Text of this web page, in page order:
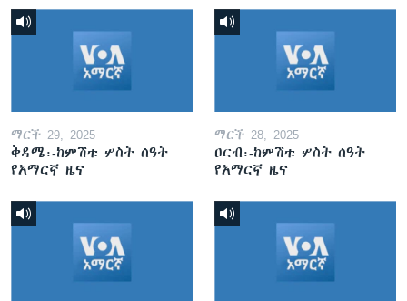
ማርች 29, 2025
ቅዳሜ፡-ከምሽቱ ሦስት ሰዓት
የአማርኛ ዜና
ማርች 28, 2025
ዐርብ፡-ከምሽቱ ሦስት ሰዓት
የአማርኛ ዜና